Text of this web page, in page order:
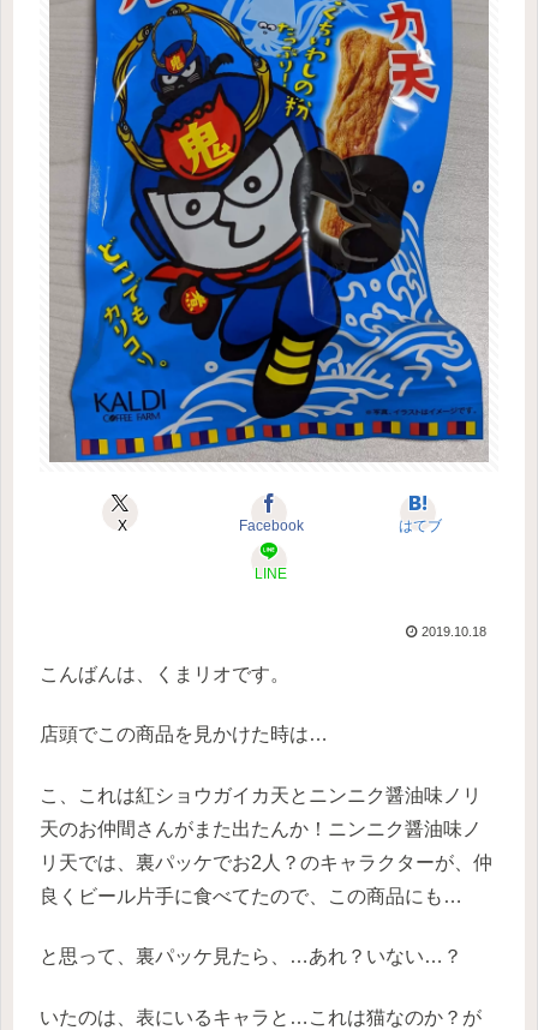
X Facebook はてブ
LINE
2019.10.18
こんばんは、くまリオです。
店頭でこの商品を見かけた時は…
こ、これは紅ショウガイカ天とニンニク醤油味ノリ
天のお仲間さんがまた出たんか！ニンニク醤油味ノ
リ天では、裏パッケでお2人？のキャラクターが、仲
良くビール片手に食べてたので、この商品にも…
と思って、裏パッケ見たら、…あれ？いない…？
いたのは、表にいるキャラと…これは猫なのか？が